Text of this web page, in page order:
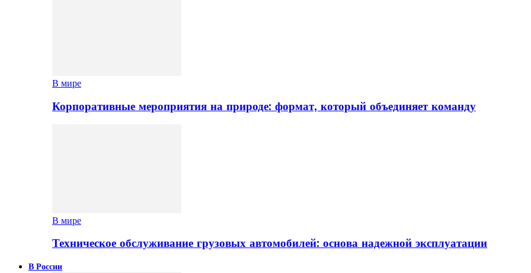
В мире
Корпоративные мероприятия на природе: формат, который объединяет команду
В мире
Техническое обслуживание грузовых автомобилей: основа надежной эксплуатации
В России